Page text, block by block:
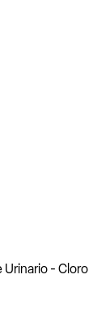
- Cloro